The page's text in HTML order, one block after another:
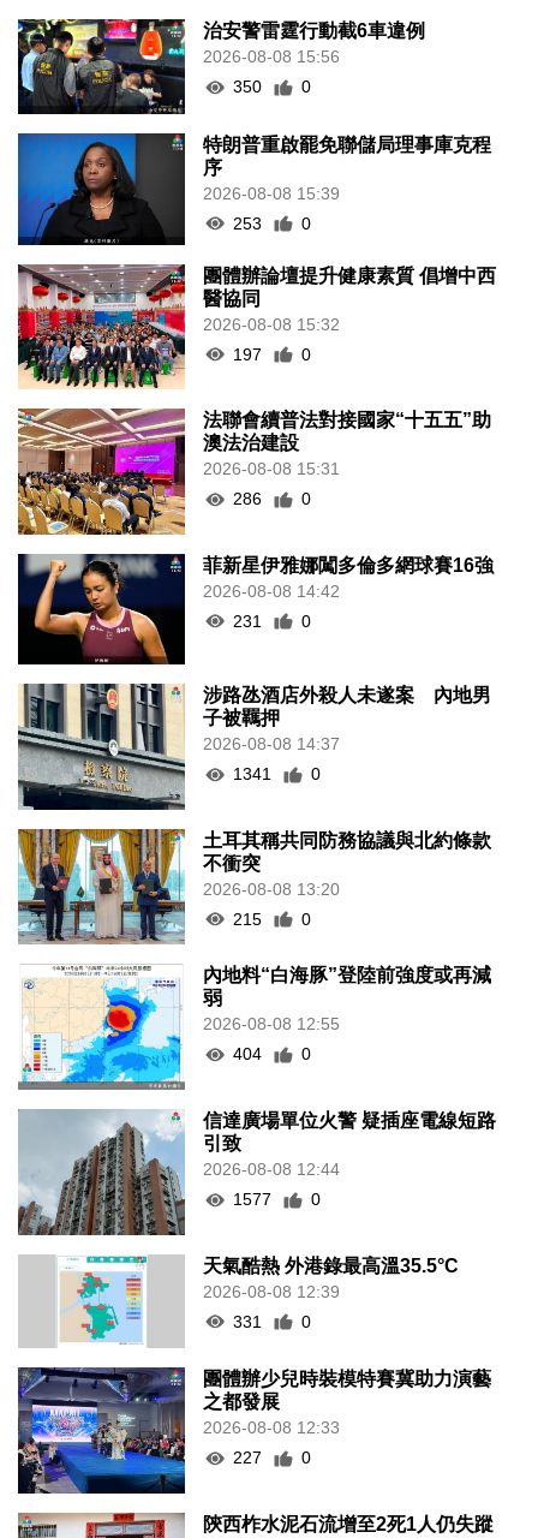
治安警雷霆行動截6車違例
2026-08-08 15:56
350
0
特朗普重啟罷免聯儲局理事庫克程
序
2026-08-08 15:39
253
0
團體辦論壇提升健康素質 倡增中西
醫協同
2026-08-08 15:32
197
0
法聯會續普法對接國家“十五五”助
澳法治建設
2026-08-08 15:31
286
0
菲新星伊雅娜闖多倫多網球賽16強
2026-08-08 14:42
231
0
涉路氹酒店外殺人未遂案 內地男
子被羈押
2026-08-08 14:37
1341
0
土耳其稱共同防務協議與北約條款
不衝突
2026-08-08 13:20
215
0
內地料“白海豚”登陸前強度或再減
弱
2026-08-08 12:55
404
0
信達廣場單位火警 疑插座電線短路
引致
2026-08-08 12:44
1577
0
天氣酷熱 外港錄最高溫35.5°C
2026-08-08 12:39
331
0
團體辦少兒時裝模特賽冀助力演藝
之都發展
2026-08-08 12:33
227
0
陝西柞水泥石流增至2死1人仍失蹤